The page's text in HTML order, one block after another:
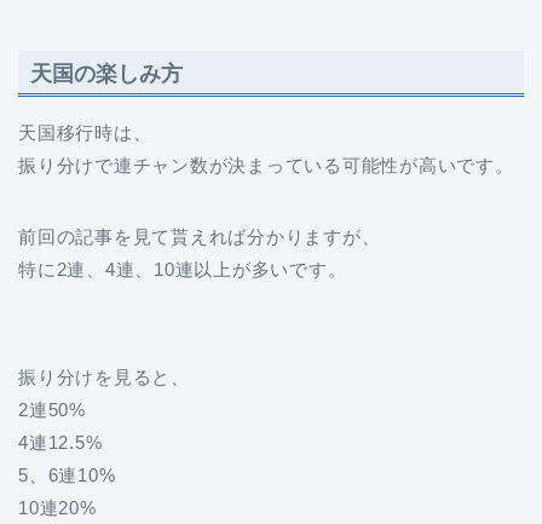
天国の楽しみ方
天国移行時は、
振り分けで連チャン数が決まっている可能性が高いです。
前回の記事を見て貰えれば分かりますが、
特に2連、4連、10連以上が多いです。
振り分けを見ると、
2連50%
4連12.5%
5、6連10%
10連20%